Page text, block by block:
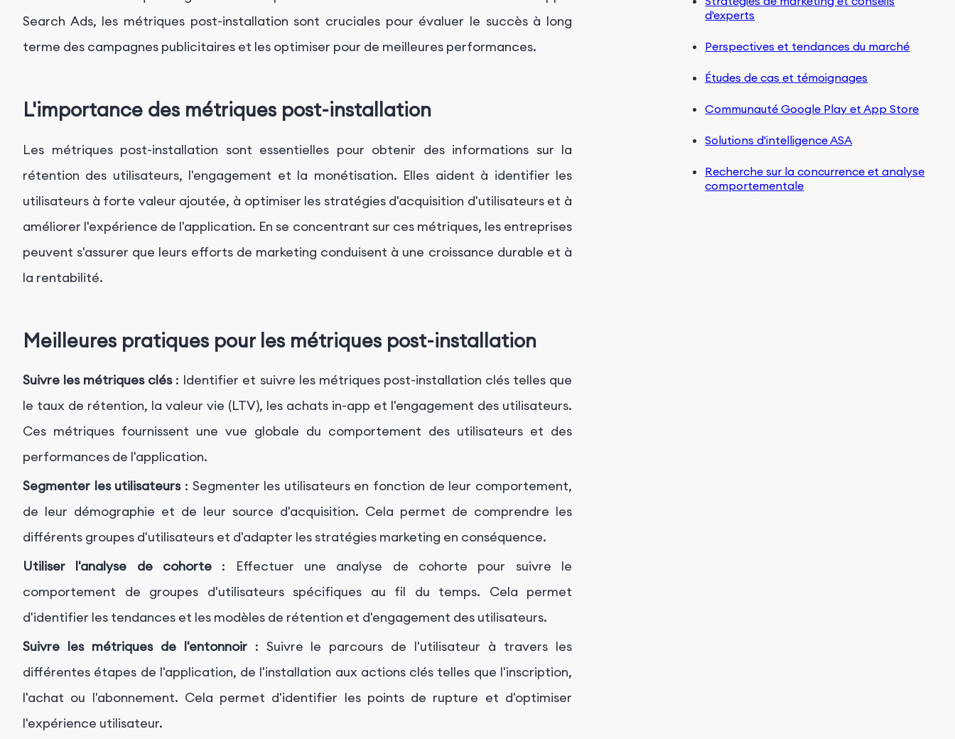
Search Ads, les métriques post-installation sont cruciales pour évaluer le succès à long
terme des campagnes publicitaires et les optimiser pour de meilleures performances.
L'importance des métriques post-installation
Les métriques post-installation sont essentielles pour obtenir des informations sur la
rétention des utilisateurs, l'engagement et la monétisation. Elles aident à identifier les
utilisateurs à forte valeur ajoutée, à optimiser les stratégies d'acquisition d'utilisateurs et à
améliorer l'expérience de l'application. En se concentrant sur ces métriques, les entreprises
peuvent s'assurer que leurs efforts de marketing conduisent à une croissance durable et à
la rentabilité.
Meilleures pratiques pour les métriques post-installation
Suivre les métriques clés: Identifier et suivre les métriques post-installation clés telles que
le taux de rétention, la valeur vie (LTV), les achats in-app et l'engagement des utilisateurs.
Ces métriques fournissent une vue globale du comportement des utilisateurs et des
performances de l'application.
Segmenter les utilisateurs: Segmenter les utilisateurs en fonction de leur comportement,
de leur démographie et de leur source d'acquisition. Cela permet de comprendre les
différents groupes d'utilisateurs et d'adapter les stratégies marketing en conséquence.
Utiliser l'analyse de cohorte : Effectuer une analyse de cohorte pour suivre le
comportement de groupes d'utilisateurs spécifiques au fil du temps. Cela permet
d'identifier les tendances et les modèles de rétention et d'engagement des utilisateurs.
Suivre les métriques de l'entonnoir: Suivre le parcours de l'utilisateur à travers les
différentes étapes de l'application, de l'installation aux actions clés telles que l'inscription,
l'achat ou l'abonnement. Cela permet d'identifier les points de rupture et d'optimiser
l'expérience utilisateur.
d'experts
Perspectives et tendances du marché
Études de cas et témoignages
Communauté Google Play et App Store
Solutions d'intelligence ASA
Recherche sur la concurrence et analyse
comportementale